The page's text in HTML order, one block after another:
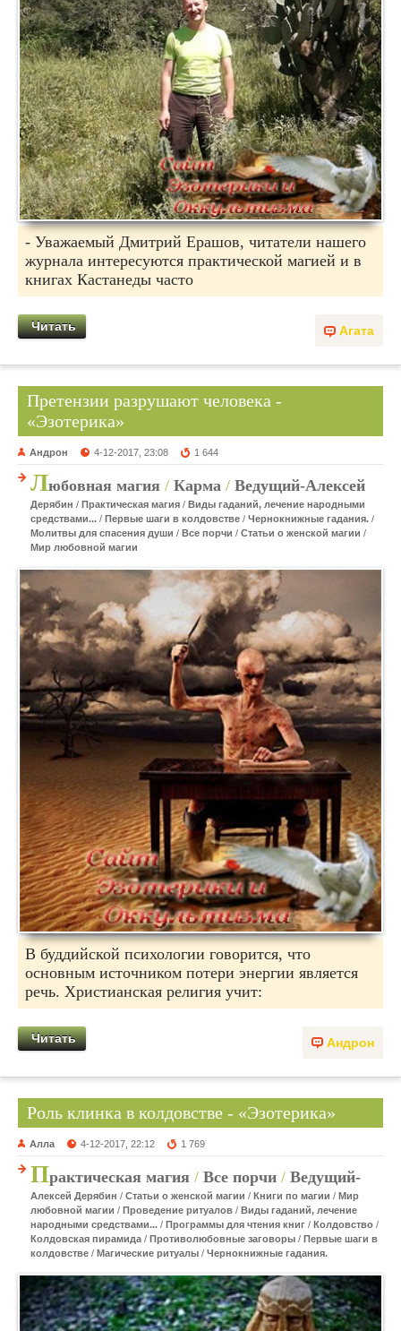
- Уважаемый Дмитрий Ерашов, читатели нашего
журнала интересуются практической магией и в
книгах Кастанеды часто
Агата
Читать
Претензии разрушают человека -
«Эзотерика»
Андрон 4-12-2017, 23:08 1 644
Любовная магия / Карма / Ведущий-Алексей
Дерябин / Практическая магия / Виды гаданий, лечение народными
средствами... / Первые шаги в колдовстве / Чернокнижные гадания. /
Молитвы для спасения души / Все порчи / Статьи о женской магии /
Мир любовной магии
В буддийской психологии говорится, что
основным источником потери энергии является
речь. Христианская религия учит:
Андрон
Читать
Роль клинка в колдовстве - «Эзотерика»
Алла 4-12-2017, 22:12 1 769
Практическая магия / Все порчи / Ведущий-
Алексей Дерябин / Статьи о женской магии / Книги по магии / Мир
любовной магии / Проведение ритуалов / Виды гаданий, лечение
народными средствами... / Программы для чтения книг / Колдовство /
Колдовская пирамида / Противолюбовные заговоры / Первые шаги в
колдовстве / Магические ритуалы / Чернокнижные гадания.